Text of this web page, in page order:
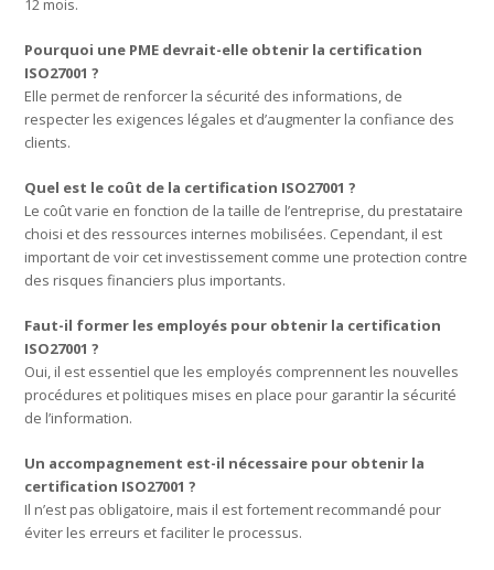
12 mois.
Pourquoi une PME devrait-elle obtenir la certification
ISO27001 ?
Elle permet de renforcer la sécurité des informations, de
respecter les exigences légales et d’augmenter la confiance des
clients.
Quel est le coût de la certification ISO27001 ?
Le coût varie en fonction de la taille de l’entreprise, du prestataire
choisi et des ressources internes mobilisées. Cependant, il est
important de voir cet investissement comme une protection contre
des risques financiers plus importants.
Faut-il former les employés pour obtenir la certification
ISO27001 ?
Oui, il est essentiel que les employés comprennent les nouvelles
procédures et politiques mises en place pour garantir la sécurité
de l’information.
Un accompagnement est-il nécessaire pour obtenir la
certification ISO27001 ?
Il n’est pas obligatoire, mais il est fortement recommandé pour
éviter les erreurs et faciliter le processus.